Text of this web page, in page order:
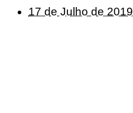
17 de Julho de 2019